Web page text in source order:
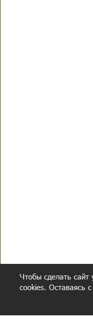
Чтобы сделать сайт
cookies. Оставаясь